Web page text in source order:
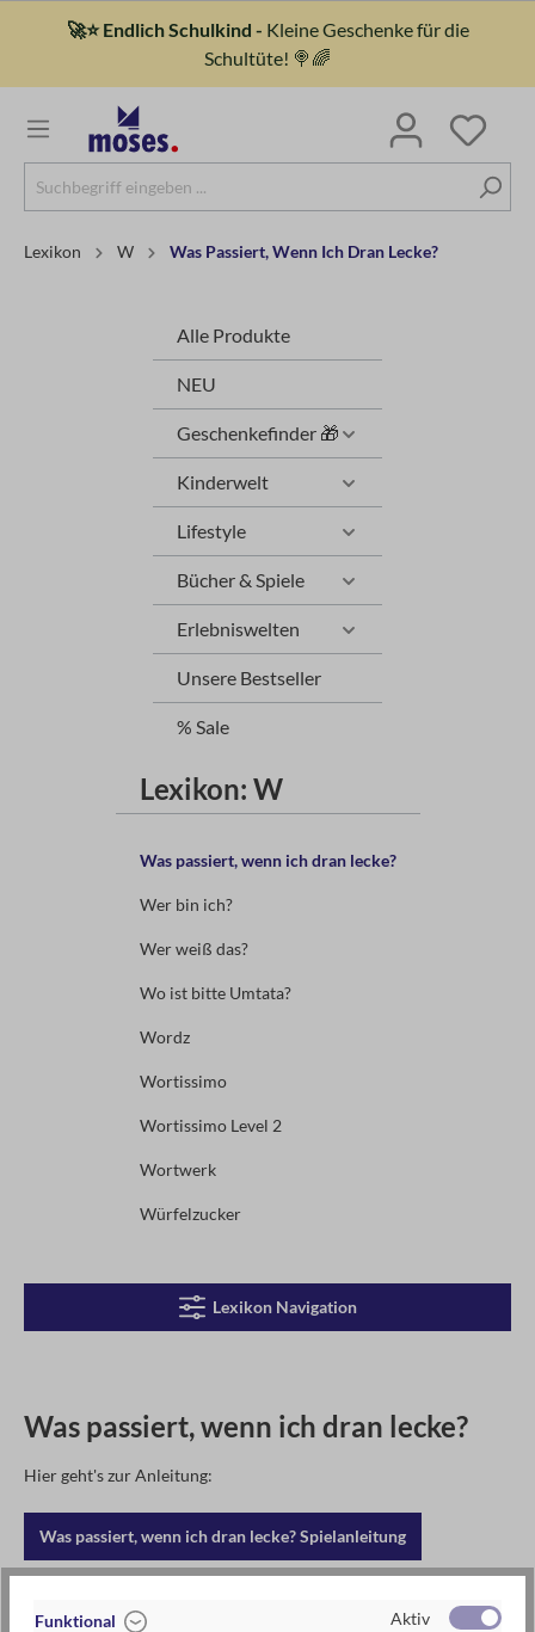
🚀⭐ Endlich Schulkind - Kleine Geschenke für die
Schultüte! 🍭🌈
Lexikon W Was Passiert, Wenn Ich Dran Lecke?
Alle Produkte
NEU
Geschenkefinder 🎁
Kinderwelt
Lifestyle
Bücher & Spiele
Erlebniswelten
Unsere Bestseller
% Sale
Lexikon: W
Was passiert, wenn ich dran lecke?
Wer bin ich?
Wer weiß das?
Wo ist bitte Umtata?
Wordz
Wortissimo
Wortissimo Level 2
Wortwerk
Würfelzucker
Lexikon Navigation
Was passiert, wenn ich dran lecke?
Hier geht's zur Anleitung:
Was passiert, wenn ich dran lecke? Spielanleitung
Funktional Aktiv